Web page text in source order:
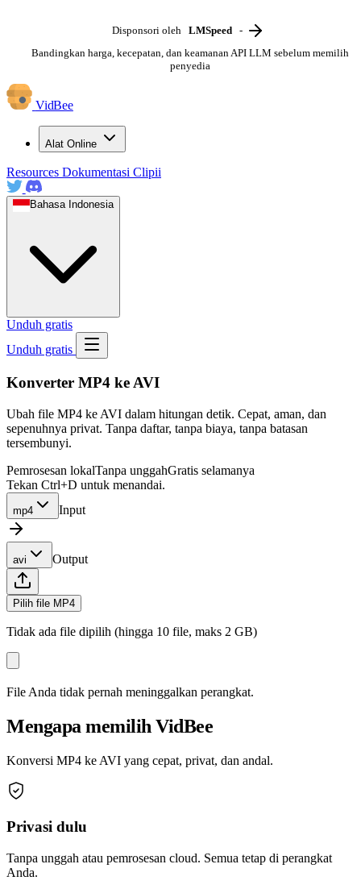
Disponsori oleh LMSpeed -
Bandingkan harga, kecepatan, dan keamanan API LLM sebelum memilih
penyedia
VidBee
Alat Online
Resources Dokumentasi Clipii
Bahasa Indonesia
Unduh gratis
Unduh gratis
Konverter MP4 ke AVI
Ubah file MP4 ke AVI dalam hitungan detik. Cepat, aman, dan
sepenuhnya privat. Tanpa daftar, tanpa biaya, tanpa batasan
tersembunyi.
Pemrosesan lokalTanpa unggahGratis selamanya
Tekan Ctrl+D untuk menandai.
mp4 Input
avi Output
Pilih file MP4
Tidak ada file dipilih (hingga 10 file, maks 2 GB)
File Anda tidak pernah meninggalkan perangkat.
Mengapa memilih VidBee
Konversi MP4 ke AVI yang cepat, privat, dan andal.
Privasi dulu
Tanpa unggah atau pemrosesan cloud. Semua tetap di perangkat
Anda.